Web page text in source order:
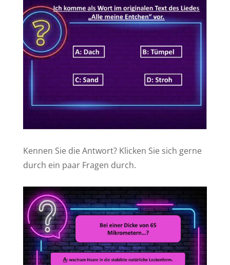
Kennen Sie die Antwort? Klicken Sie sich gerne
durch ein paar Fragen durch.